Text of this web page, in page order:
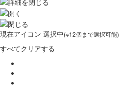
現在アイコン 選択中(※12個まで選択可能)
すべてクリアする